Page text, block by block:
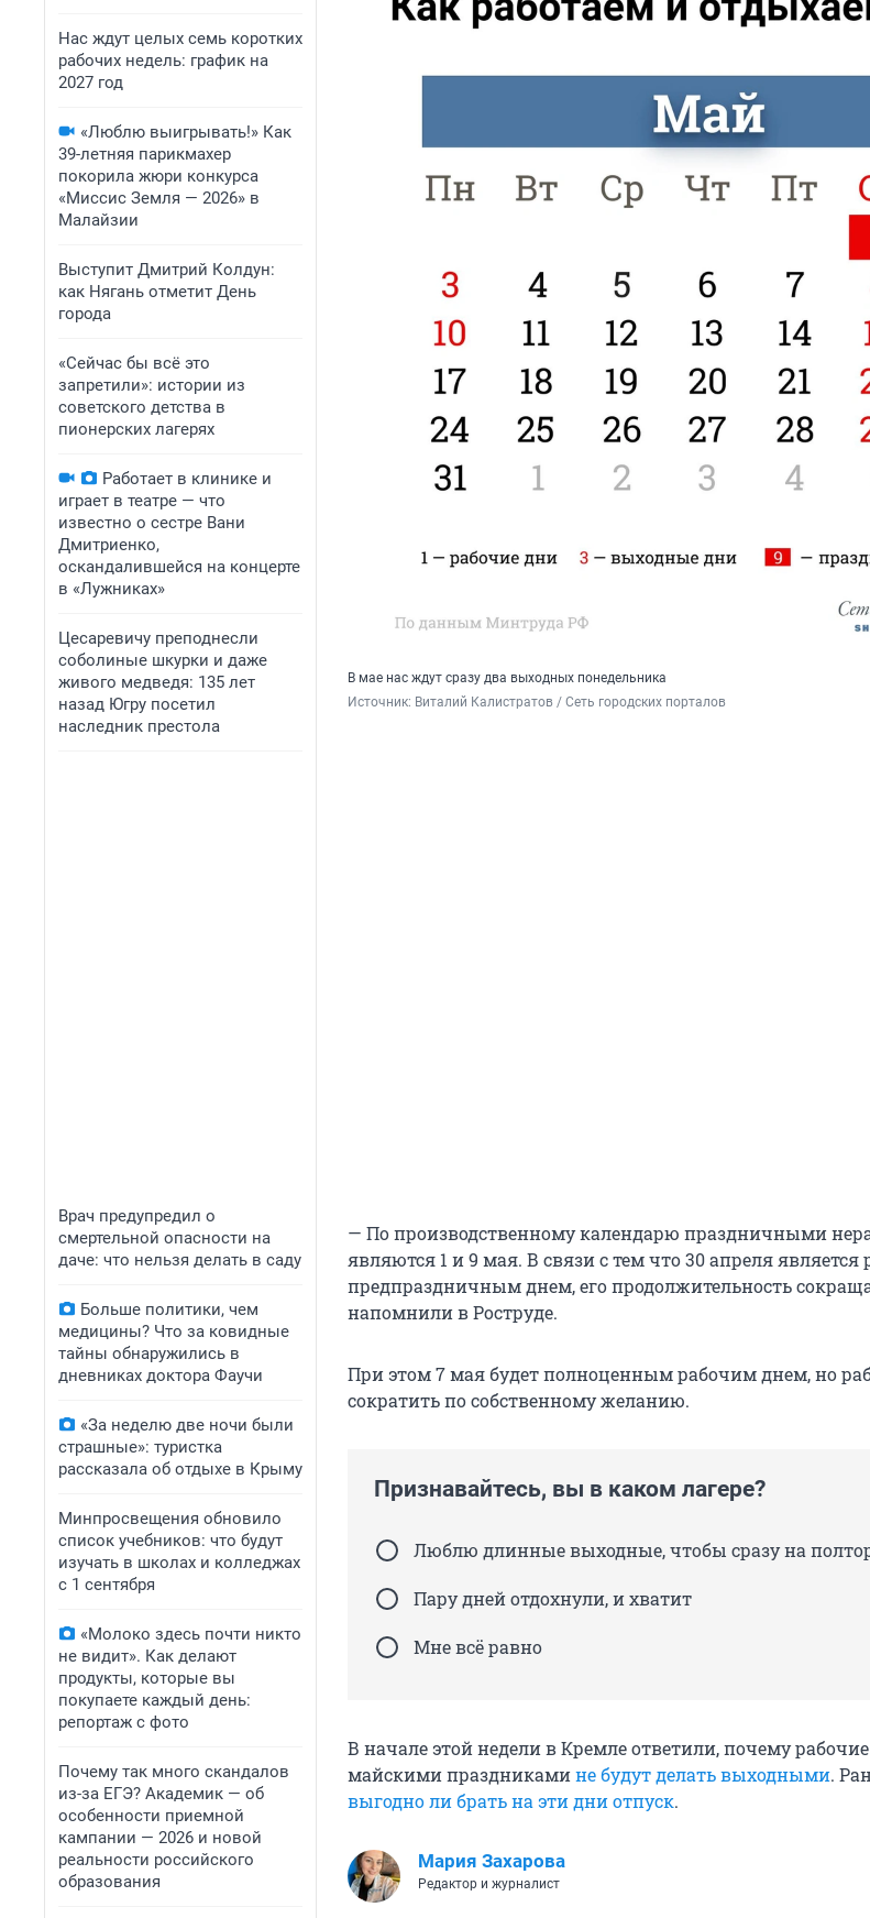
Нас ждут целых семь коротких
рабочих недель: график на
2027 год
«Люблю выигрывать!» Как
39-летняя парикмахер
покорила жюри конкурса
«Миссис Земля — 2026» в
Малайзии
Выступит Дмитрий Колдун:
как Нягань отметит День
города
«Сейчас бы всё это
запретили»: истории из
советского детства в
пионерских лагерях
Работает в клинике и
играет в театре — что
известно о сестре Вани
Дмитриенко,
оскандалившейся на концерте
в «Лужниках»
Цесаревичу преподнесли
соболиные шкурки и даже
живого медведя: 135 лет
назад Югру посетил
наследник престола
Врач предупредил о
смертельной опасности на
даче: что нельзя делать в саду
Больше политики, чем
медицины? Что за ковидные
тайны обнаружились в
дневниках доктора Фаучи
«За неделю две ночи были
страшные»: туристка
рассказала об отдыхе в Крыму
Минпросвещения обновило
список учебников: что будут
изучать в школах и колледжах
с 1 сентября
«Молоко здесь почти никто
не видит». Как делают
продукты, которые вы
покупаете каждый день:
репортаж с фото
Почему так много скандалов
из-за ЕГЭ? Академик — об
особенности приемной
кампании — 2026 и новой
реальности российского
образования
В мае нас ждут сразу два выходных понедельника
Источник: Виталий Калистратов / Сеть городских порталов
— По производственному календарю праздничными
являются 1 и 9 мая. В связи с тем что 30 апреля является
предпраздничным днем, его продолжительность
напомнили в Роструде.
При этом 7 мая будет полноценным рабочим днем, но
сократить по собственному желанию.
Признавайтесь, вы в каком лагере?
Люблю длинные выходные, чтобы сразу на
Пару дней отдохнули, и хватит
Мне всё равно
В начале этой недели в Кремле ответили, почему
майскими праздникамине будут делать выходными.
выгодно ли брать на эти дни отпуск.
Мария Захарова
Редактор и журналист